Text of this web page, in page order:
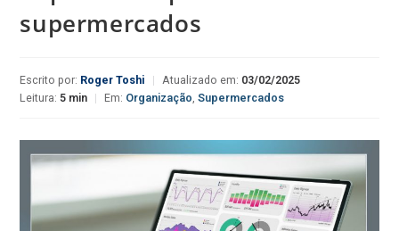
supermercados
Escrito por: Roger Toshi | Atualizado em: 03/02/2025
Leitura:5 min | Em: Organização,Supermercados